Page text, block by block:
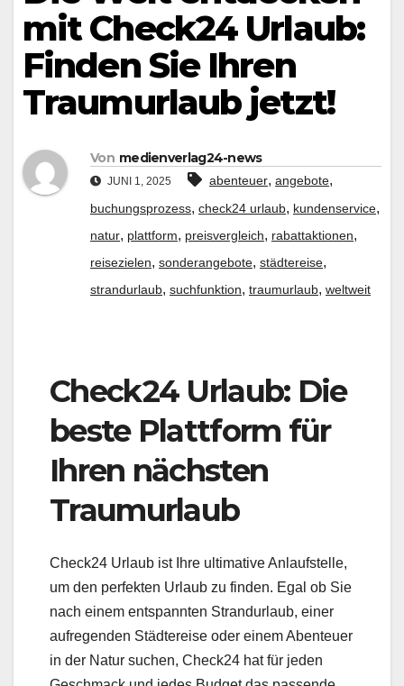
mit Check24 Urlaub:
Finden Sie Ihren
Traumurlaub jetzt!
Von medienverlag24-news
JUNI 1, 2025 abenteuer, angebote,
buchungsprozess, check24 urlaub, kundenservice,
natur, plattform, preisvergleich, rabattaktionen,
reisezielen, sonderangebote, städtereise,
strandurlaub, suchfunktion, traumurlaub, weltweit
Check24 Urlaub: Die
beste Plattform für
Ihren nächsten
Traumurlaub
Check24 Urlaub ist Ihre ultimative Anlaufstelle,
um den perfekten Urlaub zu finden. Egal ob Sie
nach einem entspannten Strandurlaub, einer
aufregenden Städtereise oder einem Abenteuer
in der Natur suchen, Check24 hat für jeden